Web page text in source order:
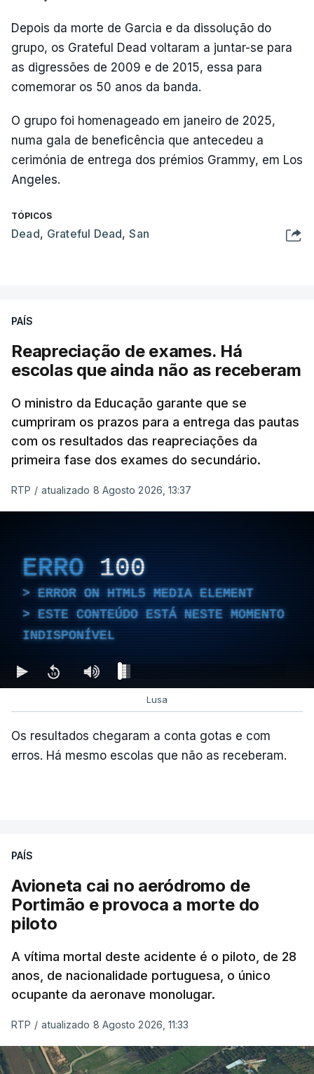
Depois da morte de Garcia e da dissolução do
grupo, os Grateful Dead voltaram a juntar-se para
as digressões de 2009 e de 2015, essa para
comemorar os 50 anos da banda.
O grupo foi homenageado em janeiro de 2025,
numa gala de beneficência que antecedeu a
cerimónia de entrega dos prémios Grammy, em Los
Angeles.
TÓPICOS
Dead, Grateful Dead,San
PAÍS
Reapreciação de exames. Há
escolas que ainda não as receberam
O ministro da Educação garante que se
cumpriram os prazos para a entrega das pautas
com os resultados das reapreciações da
primeira fase dos exames do secundário.
RTP / atualizado 8 Agosto 2026, 13:37
ERRO 100
ERROR ON HTML5 MEDIA ELEMENT
ESTE CONTEÚDO ESTÁ NESTE MOMENTO
INDISPONÍVEL
Lusa
Os resultados chegaram a conta gotas e com
erros. Há mesmo escolas que não as receberam.
PAÍS
Avioneta cai no aeródromo de
Portimão e provoca a morte do
piloto
A vítima mortal deste acidente é o piloto, de 28
anos, de nacionalidade portuguesa, o único
ocupante da aeronave monolugar.
RTP / atualizado 8 Agosto 2026, 11:33